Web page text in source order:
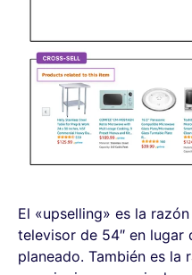
El «upselling» es la
televisor de 54″ en lugar
planeado. También es la